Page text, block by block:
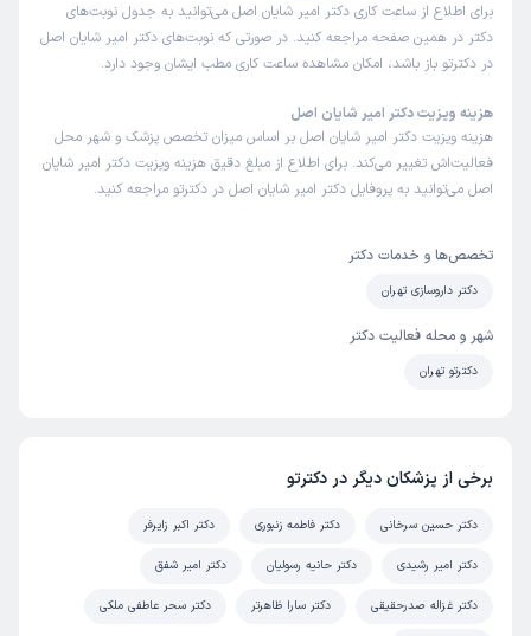
برای اطلاع از ساعت کاری دکتر امیر شایان اصل می‌توانید به جدول نوبت‌های
دکتر در همین صفحه مراجعه کنید. در صورتی که نوبت‌های دکتر امیر شایان اصل
در دکترتو باز باشد، امکان مشاهده ساعت کاری مطب ایشان وجود دارد.
هزینه ویزیت دکتر امیر شایان اصل
هزینه ویزیت دکتر امیر شایان اصل بر اساس میزان تخصص پزشک و شهر محل
فعالیت‌اش تغییر می‌کند. برای اطلاع از مبلغ دقیق هزینه ویزیت دکتر امیر شایان
اصل می‌توانید به پروفایل دکتر امیر شایان اصل در دکترتو مراجعه کنید.
تخصص‌ها و خدمات دکتر
دکتر داروسازی تهران
شهر و محله فعالیت دکتر
دکترتو تهران
برخی از پزشکان دیگر در دکترتو
دکتر حسین سرخانی دکتر فاطمه زنبوری دکتر اکبر زایرفر
دکتر امیر رشیدی دکتر حانیه رسولیان دکتر امیر شفق
دکتر غزاله صدرحقیقی دکتر سارا ظاهرتر دکتر سحر عاطفی ملکی